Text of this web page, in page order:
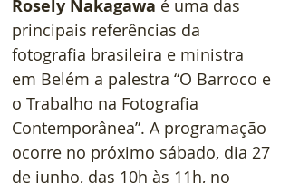
Rosely Nakagawa é uma das
principais referências da
fotografia brasileira e ministra
em Belém a palestra “O Barroco e
o Trabalho na Fotografia
Contemporânea”. A programação
ocorre no próximo sábado, dia 27
de junho, das 10h às 11h, no